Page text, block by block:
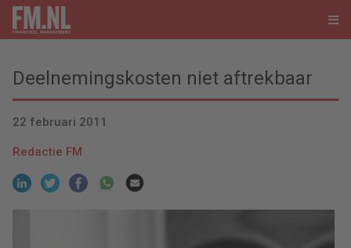
Deelnemingskosten niet aftrekbaar
22 februari 2011
Redactie FM